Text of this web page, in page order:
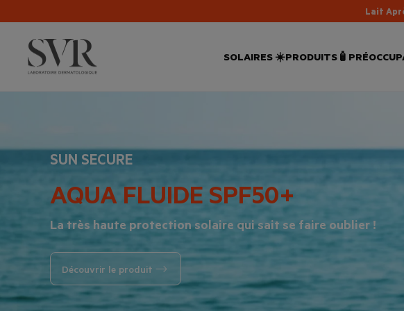
Lait
SOLAIRES ☀️PRODUITS🧴
SUN SECURE
AQUA FLUIDE SPF50+
La très haute protection solaire qui sait se faire oublier !
Découvrir le produit